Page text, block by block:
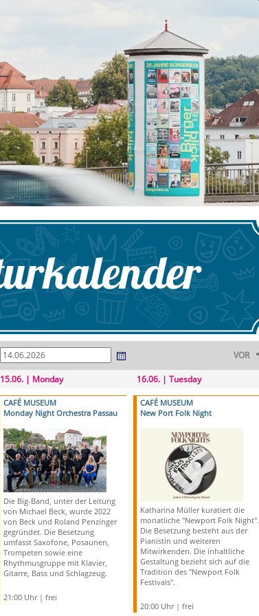
VOR
15.06. | Monday
CAFÉ MUSEUM
Monday Night Orchestra Passau
Die Big-Band, unter der Leitung
von Michael Beck, wurde 2022
von Beck und Roland Penzinger
gegründet. Die Besetzung
umfasst Saxofone, Posaunen,
Trompeten sowie eine
Rhythmusgruppe mit Klavier,
Gitarre, Bass und Schlagzeug.
21:00 Uhr | frei
16.06. | Tuesday
CAFÉ MUSEUM
New Port Folk Night
Katharina Müller kuratiert die
monatliche "Newport Folk Night".
Die Besetzung besteht aus der
Pianistin und weiteren
Mitwirkenden. Die inhaltliche
Gestaltung bezieht sich auf die
Tradition des "Newport Folk
Festivals".
20:00 Uhr | frei